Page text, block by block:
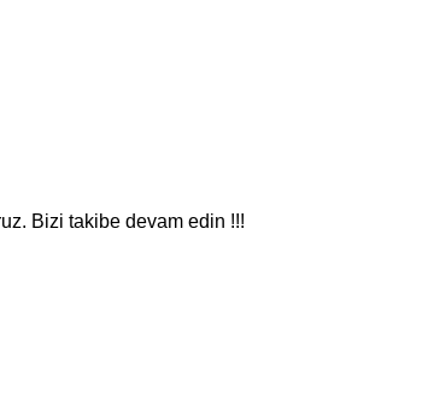
Bizi takibe devam edin !!!